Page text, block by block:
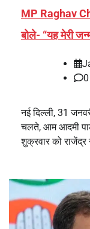
MP Raghav
बोले- “यह मेरी
0
नई दिल्ली, 31
चलते, आम आदमी
शुक्रवार को राजेंद्र